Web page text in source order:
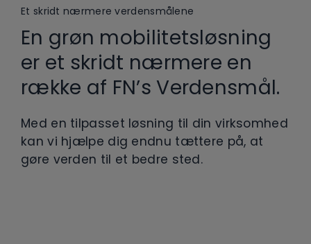
Et skridt nærmere verdensmålene
En grøn mobilitetsløsning
er et skridt nærmere en
række af FN’s Verdensmål.
Med en tilpasset løsning til din virksomhed
kan vi hjælpe dig endnu tættere på, at
gøre verden til et bedre sted.